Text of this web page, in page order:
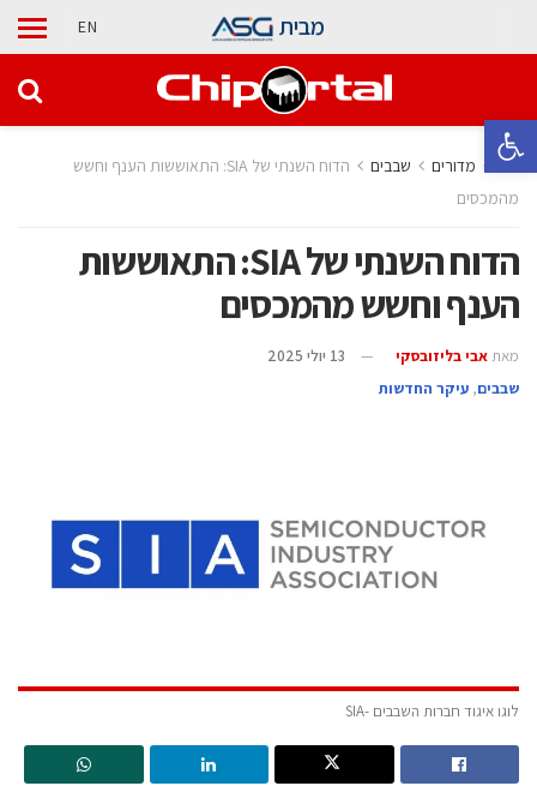
פתח סרגל נגישות
מבית EN
בית מדורים ‫שבבים‬
הדוח השנתי של SIA: התאוששות הענף וחשש
מהמכסים
הדוח השנתי של SIA: התאוששות
הענף וחשש מהמכסים
מאת אבי בליזובסקי
13 יולי 2025
‫שבבים‬, עיקר החדשות
לוגו איגוד חברות השבבים -SIA